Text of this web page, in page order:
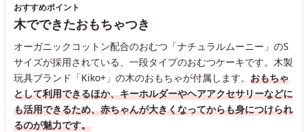
おすすめポイント
木でできたおもちゃつき
オーガニックコットン配合のおむつ「ナチュラルムーニー」のS
サイズが採用されている、一段タイプのおむつケーキです。木製
玩具ブランド「Kiko+」の木のおもちゃが付属します。 おもちゃ
として利用できるほか、キーホルダーやヘアアクセサリーなどに
も活用できるため、赤ちゃんが大きくなってからも身につけられ
るのが魅力です。